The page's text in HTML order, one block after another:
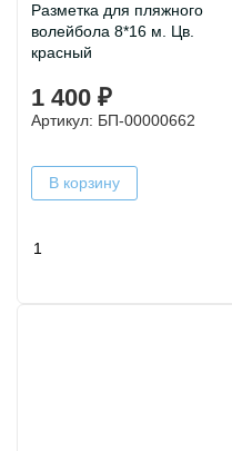
Разметка для пляжного
волейбола 8*16 м. Цв.
красный
1 400 ₽
Артикул: БП-00000662
В корзину